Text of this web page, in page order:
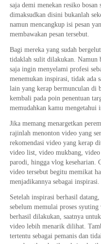
saja demi menekan resiko
dimaksudkan disini bukanlah
namun mencangkup isi pesan
membawakan pesan tersebut.
Bagi mereka yang sudah
tidaklah sulit dilakukan. Namun
saja ingin menyelami profesi
menemukan inspirasi, tidak ada
lain yang kerap bermunculan di
kembali pada poin penentuan
memudahkan kamu mengetahui
Jika memang menargetkan
rajinlah menonton video yang
rekomendasi video yang kerap
video list, video mukbang,
parodi, hingga vlog keseharian.
video tersebut begitu memikat
menjadikannya sebagai inspirasi.
Setelah inspirasi berhasil
sebelum memulai proses
berhasil dilakukan, saatnya
video lebih menarik dilihat.
tertentu sebagai pemanis dan